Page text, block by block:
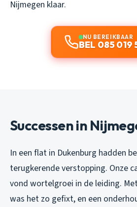
Nijmegen klaar.
NU BEREIKBAAR
BEL 085 019
Successen in
In een flat in Dukenburg hadden
terugkerende verstopping. Onze
vond wortelgroei in de leiding.
was het zo gefixt, en een